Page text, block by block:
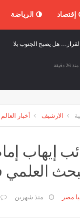
إقتصاد الرياضة
الارشيف أخبار العالم
إيهاب
العلمي
مصر منذ شهرين